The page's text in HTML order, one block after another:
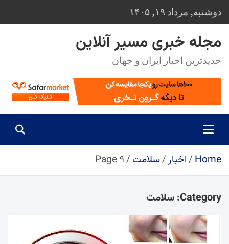
to
content
دوشنبه, مرداد ۱۹, ۱۴۰۵
مجله خبری مسیر آنلاین
جدیدترین اخبار ایران و جهان
Home اخبار سلامت Page ۹
Category: سلامت